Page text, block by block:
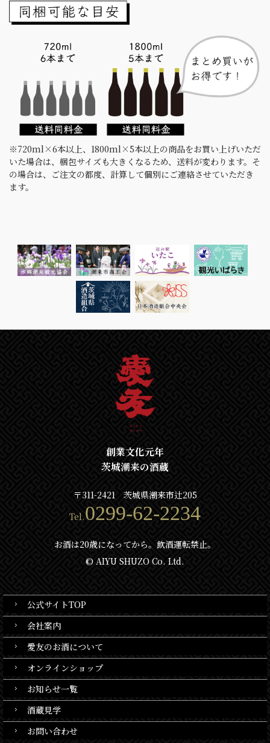
※720ml×6本以上、1800ml×5本以上の商品をお買い上げいただ
いた場合は、梱包サイズも大きくなるため、送料が変わります。そ
の場合は、ご注文の都度、計算して個別にご連絡させていただき
ます。
創業文化元年
茨城潮来の酒蔵
〒311-2421 茨城県潮来市辻205
Tel.0299-62-2234
お酒は20歳になってから。飲酒運転禁止。
© AIYU SHUZO Co. Ltd.
公式サイトTOP
会社案内
愛友のお酒について
オンラインショップ
お知らせ一覧
酒蔵見学
お問い合わせ